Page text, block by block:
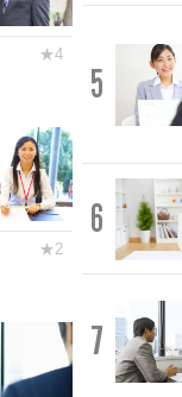
5
6
7